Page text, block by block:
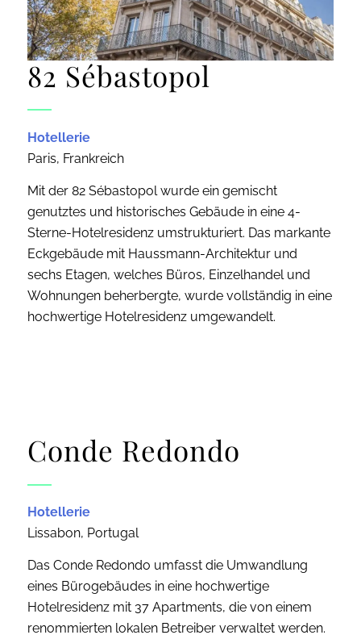
82 Sébastopol
Hotellerie
Paris, Frankreich
Mit der 82 Sébastopol wurde ein gemischt
genutztes und historisches Gebäude in eine 4-
Sterne-Hotelresidenz umstrukturiert. Das markante
Eckgebäude mit Haussmann-Architektur und
sechs Etagen, welches Büros, Einzelhandel und
Wohnungen beherbergte, wurde vollständig in eine
hochwertige Hotelresidenz umgewandelt.
Conde Redondo
Hotellerie
Lissabon, Portugal
Das Conde Redondo umfasst die Umwandlung
eines Bürogebäudes in eine hochwertige
Hotelresidenz mit 37 Apartments, die von einem
renommierten lokalen Betreiber verwaltet werden.